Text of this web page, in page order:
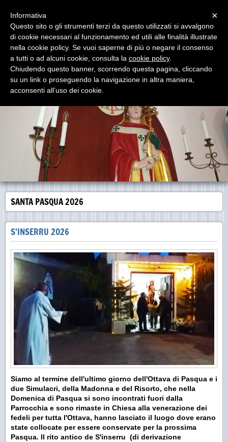
Parrocchia San Gregorio Magno
Via del Borghetto - Pirri Cagliari
SANTA PASQUA 2026
S'INSERRU 2026
Siamo al termine dell'ultimo giorno dell'Ottava di Pasqua e i
due Simulacri, della Madonna e del Risorto, che nella
Domenica di Pasqua si sono incontrati fuori dalla
Parrocchia e sono rimaste in Chiesa alla venerazione dei
fedeli per tutta l'Ottava, hanno lasciato il luogo dove erano
state collocate per essere conservate per la prossima
Pasqua. Il rito antico de S'inserru (di derivazione
×
Informativa
Questo sito o gli strumenti terzi da questo utilizzati si avvalgono
di cookie necessari al funzionamento ed utili alle finalità illustrate
nella cookie policy. Se vuoi saperne di più o negare il consenso
a tutti o ad alcuni cookie, consulta la cookie policy.
Chiudendo questo banner, scorrendo questa pagina, cliccando
su un link o proseguendo la navigazione in altra maniera,
acconsenti all’uso dei cookie.